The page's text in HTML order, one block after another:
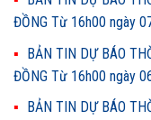
ĐỒNG Từ 16h00 ngày
BẢN TIN DỰ BÁO
ĐỒNG Từ 16h00 ngày
BẢN TIN DỰ BÁO